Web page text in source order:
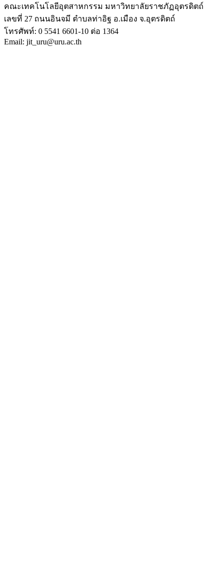
คณะเทคโนโลยีอุตสาหกรรม มหาวิทยาลัยราชภัฏอุตรดิตถ์
เลขที่ 27 ถนนอินจมี ตำบลท่าอิฐ อ.เมือง จ.อุตรดิตถ์
โทรศัพท์: 0 5541 6601-10 ต่อ 1364
Email: jit_uru@uru.ac.th